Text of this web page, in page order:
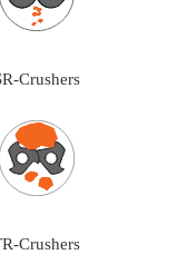
Crushers
Crushers